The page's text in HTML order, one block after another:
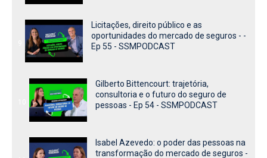
Licitações, direito público e as
oportunidades do mercado de seguros - -
Ep 55 - SSMPODCAST
Gilberto Bittencourt: trajetória,
consultoria e o futuro do seguro de
pessoas - Ep 54 - SSMPODCAST
Isabel Azevedo: o poder das pessoas na
transformação do mercado de seguros -